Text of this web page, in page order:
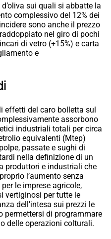
sui quali si abbatte la
complessivo del 12% dei
sono anche il prezzo
nel giro di pochi
di vetro (+15%) e carta
e
effetti del caro bolletta sul
assorbono
industriali totali per circa
equivalenti (Mtep)
passate e sughi di
nella definizione di un
produttori e industriali che
l’aumento senza
le imprese agricole,
vertiginosi per tutte le
dell’intesa sui prezzi le
permettersi di programmare
delle operazioni colturali.